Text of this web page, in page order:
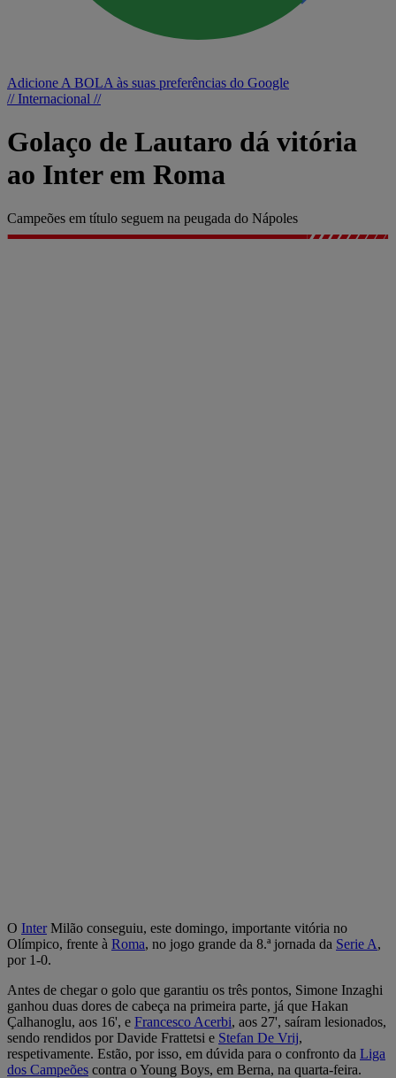
Adicione A BOLA às suas preferências do Google
// Internacional //
Golaço de Lautaro dá vitória
ao Inter em Roma
Campeões em título seguem na peugada do Nápoles
O InterMilão conseguiu, este domingo, importante vitória no
Olímpico, frente à Roma, no jogo grande da 8.ª jornada da Serie A,
por 1-0.
Antes de chegar o golo que garantiu os três pontos, Simone Inzaghi
ganhou duas dores de cabeça na primeira parte, já que Hakan
Çalhanoglu, aos 16', e Francesco Acerbi, aos 27', saíram lesionados,
sendo rendidos por Davide Frattetsi e Stefan De Vrij,
respetivamente. Estão, por isso, em dúvida para o confronto da Liga
dos Campeões contra o Young Boys, em Berna, na quarta-feira.